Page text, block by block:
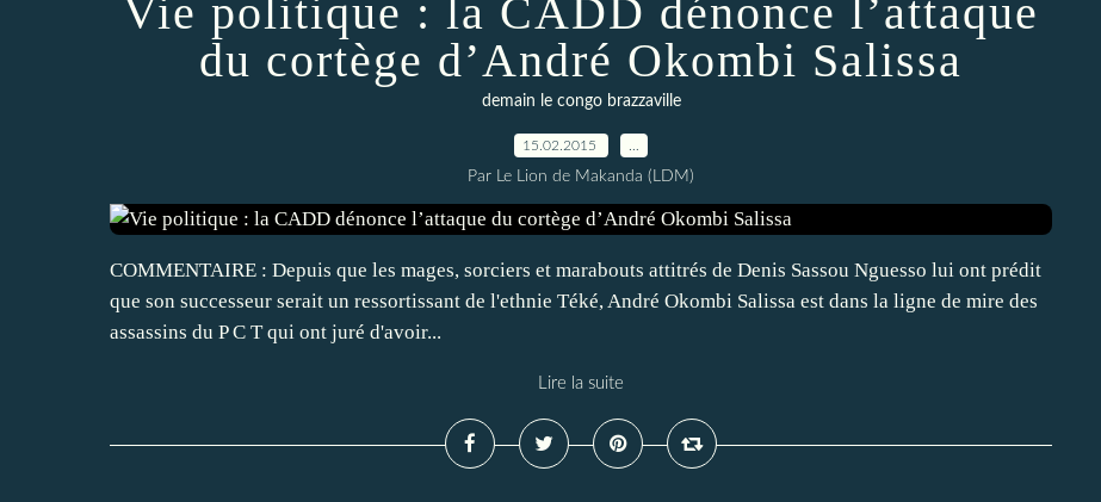
Vie politique : la CADD dénonce l’attaque
du cortège d’André Okombi Salissa
demain le congo brazzaville
15.02.2015
Par Le Lion de Makanda (LDM)
COMMENTAIRE : Depuis que les mages, sorciers et marabouts attitrés de Denis Sassou Nguesso lui ont prédit
que son successeur serait un ressortissant de l'ethnie Téké, André Okombi Salissa est dans la ligne de mire des
assassins du P C T qui ont juré d'avoir...
Lire la suite